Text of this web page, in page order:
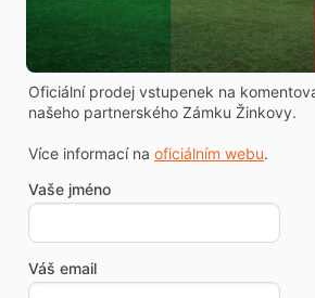
Oficiální prodej vstupenek na
našeho partnerského Zámku Žinkovy.
Více informací na oficiálním webu.
Vaše jméno
Váš email